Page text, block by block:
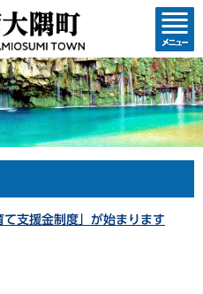
コンテ
ンツメ
ニュー
支援金制度」が始まります